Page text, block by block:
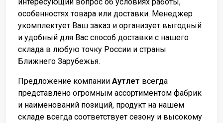
особенностях товара или доставки. Менеджер
укомплектует Ваш заказ и организует выгодный
и удобный для Вас способ доставки с нашего
склада в любую точку России и страны
Ближнего Зарубежья.
Предложение компании Аутлет всегда
представлено огромным ассортиментом фабрик
и наименований позиций, продукт на нашем
складе всегда соответствует сезону и высокому